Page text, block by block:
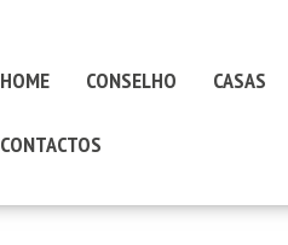
HOME CONSELHO CASAS
CONTACTOS